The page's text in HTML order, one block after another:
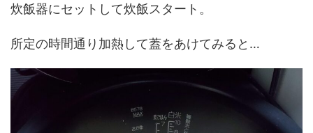
炊飯器にセットして炊飯スタート。
所定の時間通り加熱して蓋をあけてみると…